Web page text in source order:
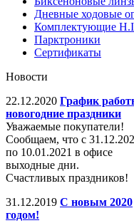
Дневные ходовые
Комплектующие
Парктроники
Сертификаты
Новости
22.12.2020 График
новогодние праздники
Уважаемые покупатели!
Сообщаем, что с
по 10.01.2021 в офисе
выходные дни.
Счастливых праздников!
31.12.2019 С новым 2020
годом!